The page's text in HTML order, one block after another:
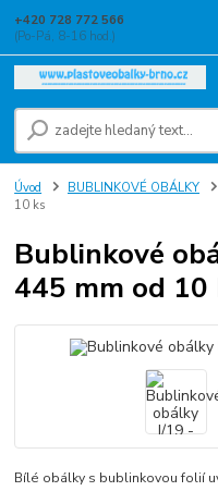
+420 728 772 566
(Po-Pá, 8-16 hod.)
Úvod BUBLINKOVÉ OBÁLKY
10 ks
Bublinkové
445 mm od 10
Bílé obálky s bublinkovou folií